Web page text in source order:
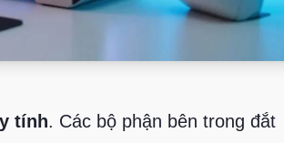
tính. Các bộ phận bên trong đắt